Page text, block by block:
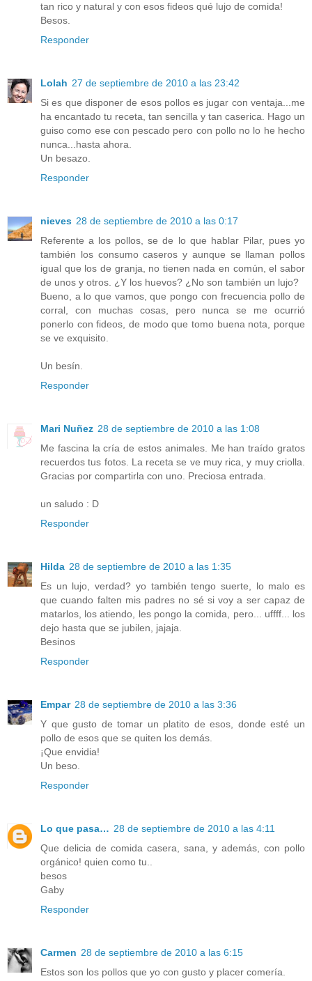
tan rico y natural y con esos fideos qué lujo de comida!
Besos.
Responder
Lolah 27 de septiembre de 2010 a las 23:42
Si es que disponer de esos pollos es jugar con ventaja...me
ha encantado tu receta, tan sencilla y tan caserica. Hago un
guiso como ese con pescado pero con pollo no lo he hecho
nunca...hasta ahora.
Un besazo.
Responder
nieves 28 de septiembre de 2010 a las 0:17
Referente a los pollos, se de lo que hablar Pilar, pues yo
también los consumo caseros y aunque se llaman pollos
igual que los de granja, no tienen nada en común, el sabor
de unos y otros. ¿Y los huevos? ¿No son también un lujo?
Bueno, a lo que vamos, que pongo con frecuencia pollo de
corral, con muchas cosas, pero nunca se me ocurrió
ponerlo con fideos, de modo que tomo buena nota, porque
se ve exquisito.
Un besín.
Responder
Mari Nuñez 28 de septiembre de 2010 a las 1:08
Me fascina la cría de estos animales. Me han traído gratos
recuerdos tus fotos. La receta se ve muy rica, y muy criolla.
Gracias por compartirla con uno. Preciosa entrada.
un saludo : D
Responder
Hilda 28 de septiembre de 2010 a las 1:35
Es un lujo, verdad? yo también tengo suerte, lo malo es
que cuando falten mis padres no sé si voy a ser capaz de
matarlos, los atiendo, les pongo la comida, pero... uffff... los
dejo hasta que se jubilen, jajaja.
Besinos
Responder
Empar 28 de septiembre de 2010 a las 3:36
Y que gusto de tomar un platito de esos, donde esté un
pollo de esos que se quiten los demás.
¡Que envidia!
Un beso.
Responder
Lo que pasa… 28 de septiembre de 2010 a las 4:11
Que delicia de comida casera, sana, y además, con pollo
orgánico! quien como tu..
besos
Gaby
Responder
Carmen 28 de septiembre de 2010 a las 6:15
Estos son los pollos que yo con gusto y placer comería.